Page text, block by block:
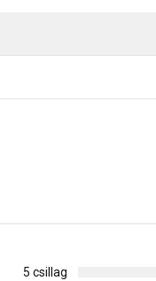
5 csillag